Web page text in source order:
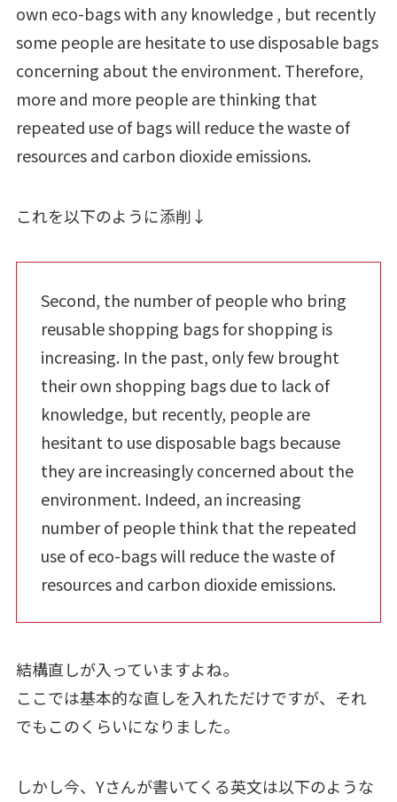
own eco-bags with any knowledge , but recently
some people are hesitate to use disposable bags
concerning about the environment. Therefore,
more and more people are thinking that
repeated use of bags will reduce the waste of
resources and carbon dioxide emissions.
これを以下のように添削↓
Second, the number of people who bring
reusable shopping bags for shopping is
increasing. In the past, only few brought
their own shopping bags due to lack of
knowledge, but recently, people are
hesitant to use disposable bags because
they are increasingly concerned about the
environment. Indeed, an increasing
number of people think that the repeated
use of eco-bags will reduce the waste of
resources and carbon dioxide emissions.
結構直しが入っていますよね。
ここでは基本的な直しを入れただけですが、それ
でもこのくらいになりました。
しかし今、Yさんが書いてくる英文は以下のような